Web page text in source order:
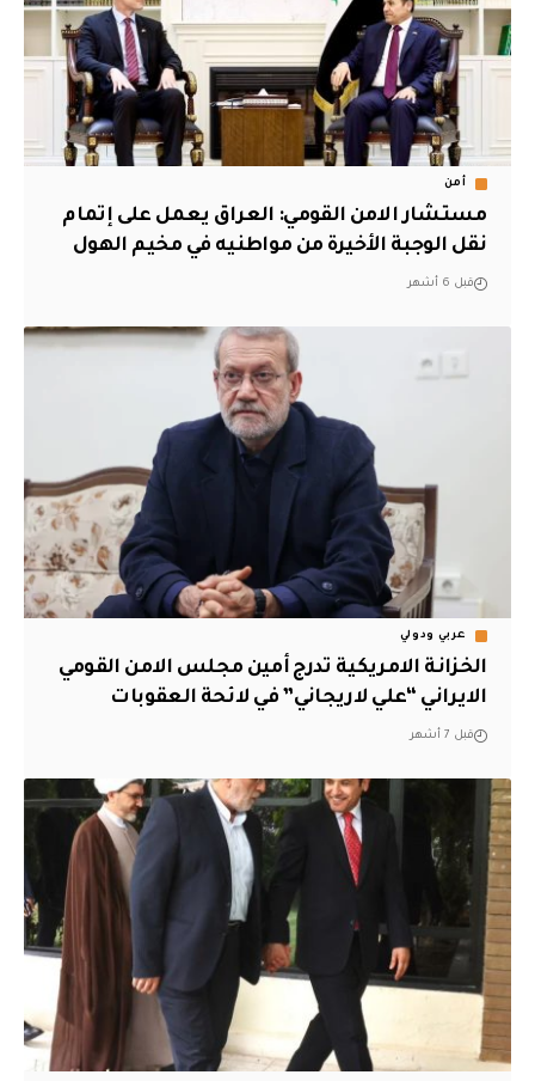
أمن
مستشار الامن القومي: العراق يعمل على إتمام
نقل الوجبة الأخيرة من مواطنيه في مخيم الهول
قبل 6 أشهر
عربي ودولي
الخزانة الامريكية تدرج أمين مجلس الامن القومي
الايراني “علي لاريجاني” في لائحة العقوبات
قبل 7 أشهر